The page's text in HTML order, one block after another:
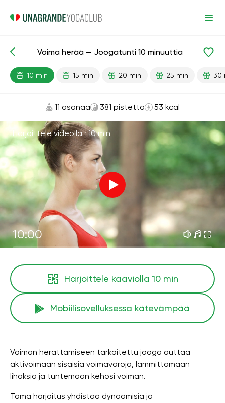
Valmiit oppitunnit Energia
Voima herää — Joogatunti 10 minuuttia
10 min 15 min 20 min 25 min 30
11 asanaa 381 pistettä 53 kcal
Harjoittele videolla ·10 min
10:00
Harjoittele kaaviolla 10 min
Mobiilisovelluksessa kätevämpää
Voiman herättämiseen tarkoitettu jooga auttaa
aktivoimaan sisäisiä voimavaroja, lämmittämään
lihaksia ja tuntemaan kehosi voiman.
Tämä harjoitus yhdistää dynaamisia ja